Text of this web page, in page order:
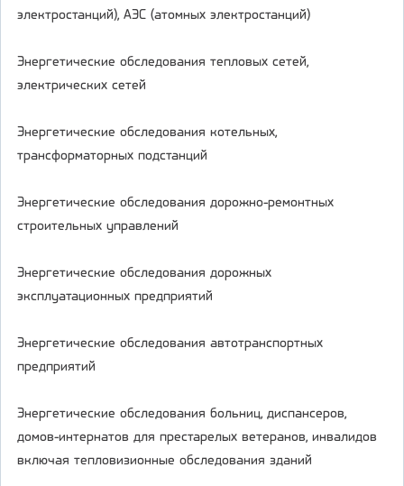
электростанций), АЭС (атомных электростанций)
Энергетические обследования тепловых сетей,
электрических сетей
Энергетические обследования котельных,
трансформаторных подстанций
Энергетические обследования дорожно-ремонтных
строительных управлений
Энергетические обследования дорожных
эксплуатационных предприятий
Энергетические обследования автотранспортных
предприятий
Энергетические обследования больниц, диспансеров,
домов-интернатов для престарелых ветеранов, инвалидов
включая тепловизионные обследования зданий